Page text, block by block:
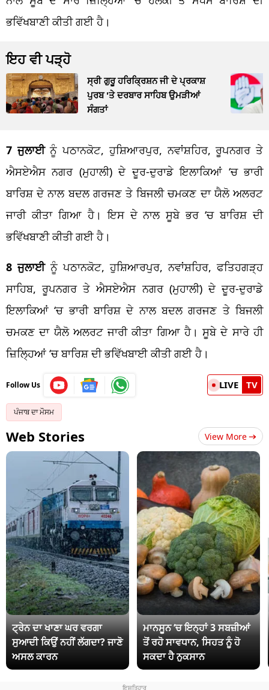
ਭਵਿੱਖਬਾਣੀ ਕੀਤੀ ਗਈ ਹੈ।
ਇਹ ਵੀ ਪੜ੍ਹੋ
ਸ੍ਰੀ ਗੁਰੂ ਹਰਿਕ੍ਰਿਸ਼ਨ ਜੀ ਦੇ ਪ੍ਰਕਾਸ਼
ਪੁਰਬ 'ਤੇ ਦਰਬਾਰ ਸਾਹਿਬ ਉਮੜੀਆਂ
ਸੰਗਤਾਂ
7 ਜੁਲਾਈਨੂੰ ਪਠਾਨਕੋਟ, ਹੁਸ਼ਿਆਰਪੁਰ, ਨਵਾਂਸ਼ਹਿਰ, ਰੂਪਨਗਰ ਤੇ
ਐਸਏਐਸ ਨਗਰ (ਮੁਹਾਲੀ) ਦੇ ਦੂਰ-ਦੁਰਾਡੇ ਇਲਾਕਿਆਂ ‘ਚ ਭਾਰੀ
ਬਾਰਿਸ਼ ਦੇ ਨਾਲ ਬਦਲ ਗਰਜਣ ਤੇ ਬਿਜਲੀ ਚਮਕਣ ਦਾ ਯੈਲੋ ਅਲਰਟ
ਜਾਰੀ ਕੀਤਾ ਗਿਆ ਹੈ। ਇਸ ਦੇ ਨਾਲ ਸੂਬੇ ਭਰ ‘ਚ ਬਾਰਿਸ਼ ਦੀ
ਭਵਿੱਖਬਾਣੀ ਕੀਤੀ ਗਈ ਹੈ।
8 ਜੁਲਾਈਨੂੰ ਪਠਾਨਕੋਟ, ਹੁਸ਼ਿਆਰਪੁਰ, ਨਵਾਂਸ਼ਹਿਰ, ਫਤਿਹਗੜ੍ਹ
ਸਾਹਿਬ, ਰੂਪਨਗਰ ਤੇ ਐਸਏਐਸ ਨਗਰ (ਮੁਹਾਲੀ) ਦੇ ਦੂਰ-ਦੁਰਾਡੇ
ਇਲਾਕਿਆਂ ‘ਚ ਭਾਰੀ ਬਾਰਿਸ਼ ਦੇ ਨਾਲ ਬਦਲ ਗਰਜਣ ਤੇ ਬਿਜਲੀ
ਚਮਕਣ ਦਾ ਯੈਲੋ ਅਲਰਟ ਜਾਰੀ ਕੀਤਾ ਗਿਆ ਹੈ। ਸੂਬੇ ਦੇ ਸਾਰੇ ਹੀ
ਜ਼ਿਲ੍ਹਿਆਂ ‘ਚ ਬਾਰਿਸ਼ ਦੀ ਭਵਿੱਖਬਾਈ ਕੀਤੀ ਗਈ ਹੈ।
Follow Us LIVE TV
ਪੰਜਾਬ ਦਾ ਮੌਸਮ
Web Stories View More
ਟ੍ਰੇਨ ਦਾ ਖਾਣਾ ਘਰ ਵਰਗਾ
ਸੁਆਦੀ ਕਿਉਂ ਨਹੀਂ ਲੱਗਦਾ? ਜਾਣੋ
ਅਸਲ ਕਾਰਨ
ਮਾਨਸੂਨ ‘ਚ ਇਨ੍ਹਾਂ 3 ਸਬਜ਼ੀਆਂ
ਤੋਂ ਰਹੋ ਸਾਵਧਾਨ, ਸਿਹਤ ਨੂੰ ਹੋ
ਸਕਦਾ ਹੈ ਨੁਕਸਾਨ